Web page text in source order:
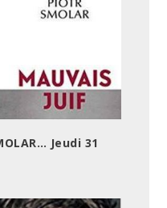
Jeudi 31